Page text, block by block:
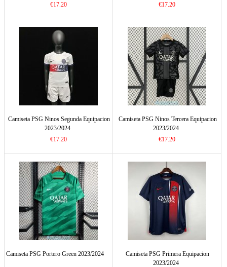
€17.20
€17.20
Camiseta PSG Ninos Segunda Equipacion
2023/2024
€17.20
Camiseta PSG Ninos Tercera Equipacion
2023/2024
€17.20
Camiseta PSG Portero Green 2023/2024
Camiseta PSG Primera Equipacion
2023/2024